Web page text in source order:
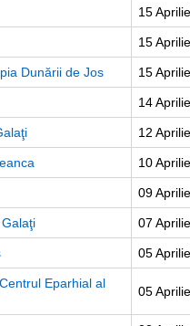
15
15
Dunării de Jos 15
14
12
10
09
07
05
Eparhial al
05